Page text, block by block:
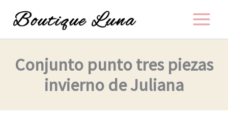
Conjunto punto tres piezas
invierno de Juliana